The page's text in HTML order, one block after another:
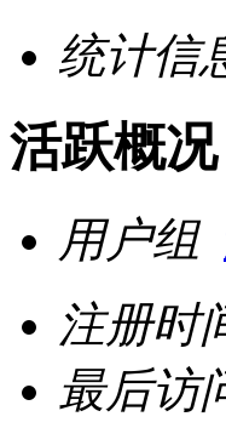
统计信
活跃概况
用户组
注册时
最后访